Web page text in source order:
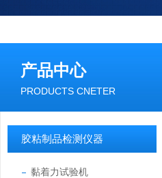
产品中心
PRODUCTS CNETER
胶粘制品检测仪器
黏着力试验机